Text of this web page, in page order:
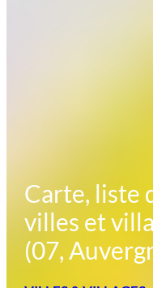
Carte, liste
villes et
(07,